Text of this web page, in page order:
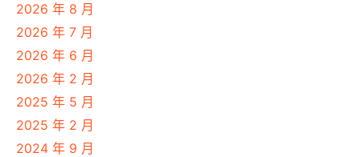
2026 年 8 月
2026 年 7 月
2026 年 6 月
2026 年 2 月
2025 年 5 月
2025 年 2 月
2024 年 9 月